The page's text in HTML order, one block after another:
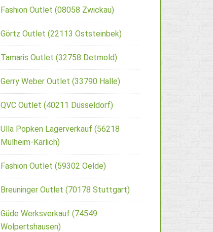
Fashion Outlet (08058 Zwickau)
Görtz Outlet (22113 Oststeinbek)
Tamaris Outlet (32758 Detmold)
Gerry Weber Outlet (33790 Halle)
QVC Outlet (40211 Düsseldorf)
Ulla Popken Lagerverkauf (56218
Mülheim-Kärlich)
Fashion Outlet (59302 Oelde)
Breuninger Outlet (70178 Stuttgart)
Güde Werksverkauf (74549
Wolpertshausen)